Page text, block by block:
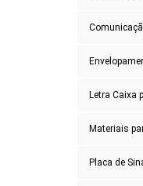
Letra Caixa
Materiais
Placa de